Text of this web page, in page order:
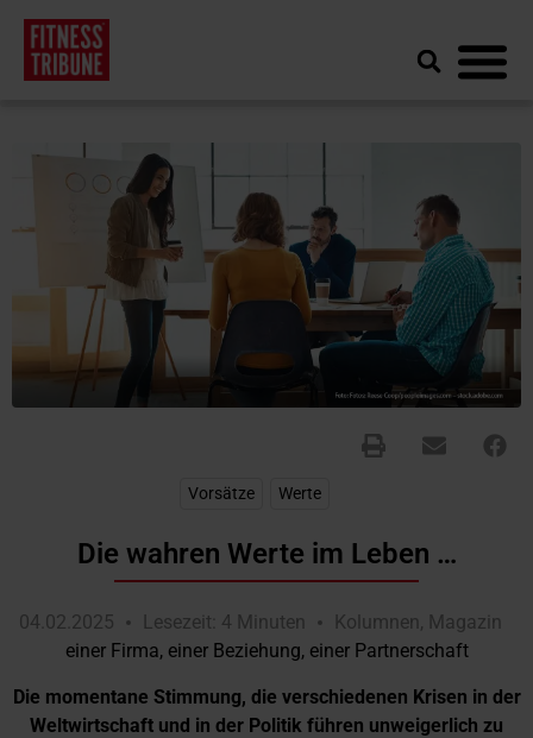
Vorsätze Werte
Die wahren Werte im Leben …
04.02.2025 Lesezeit: 4 Minuten Kolumnen, Magazin
einer Firma, einer Beziehung, einer Partnerschaft
Die momentane Stimmung, die verschiedenen Krisen in der
Weltwirtschaft und in der Politik führen unweigerlich zu